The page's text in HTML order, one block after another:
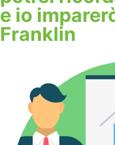
e io
Franklin